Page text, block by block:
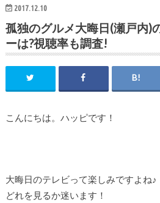
2017.12.10
孤独のグルメ大晦日(瀬戸内)
ーは?視聴率も調査!
こんにちは。ハッピです！
大晦日のテレビって楽しみですよね♪
どれを見るか迷います！